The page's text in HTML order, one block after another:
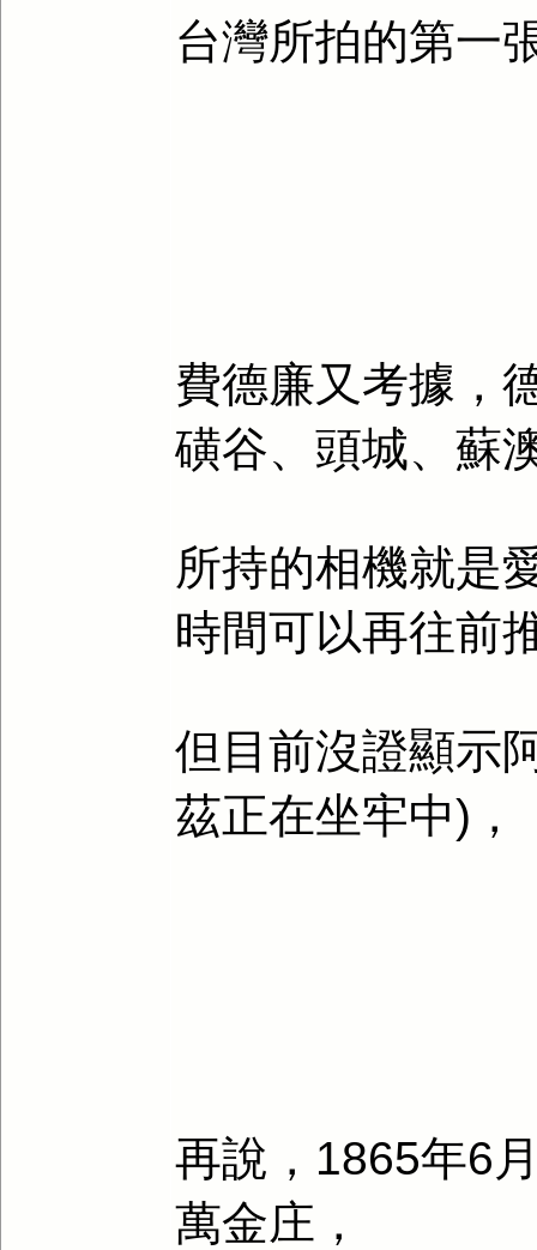
台灣所拍的第一
費德廉又考據，
磺谷、頭城、蘇
所持的相機就是
時間可以再往前
但目前沒證顯示
茲正在坐牢中)，
再說，1865年6
萬金庄，